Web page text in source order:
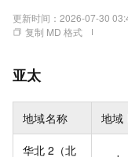
更新时间： 2026-07-30
复制 MD 格式
亚太
地域名称 地域
华北 2（北